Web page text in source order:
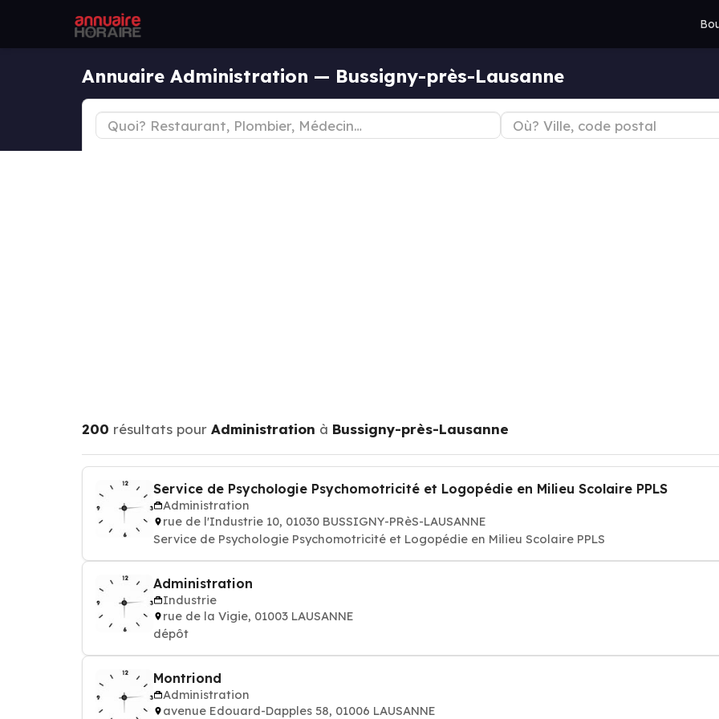
Annuaire Administration — Bussigny-près-Lausanne
200 résultats pour Administration à Bussigny-près-Lausanne
Service de Psychologie Psychomotricité et Logopédie en Milieu Scolaire PPLS
Administration
rue de l'Industrie 10, 01030 BUSSIGNY-PRèS-LAUSANNE
Service de Psychologie Psychomotricité et Logopédie en Milieu Scolaire PPLS
Administration
Industrie
rue de la Vigie, 01003 LAUSANNE
dépôt
Montriond
Administration
avenue Edouard-Dapples 58, 01006 LAUSANNE